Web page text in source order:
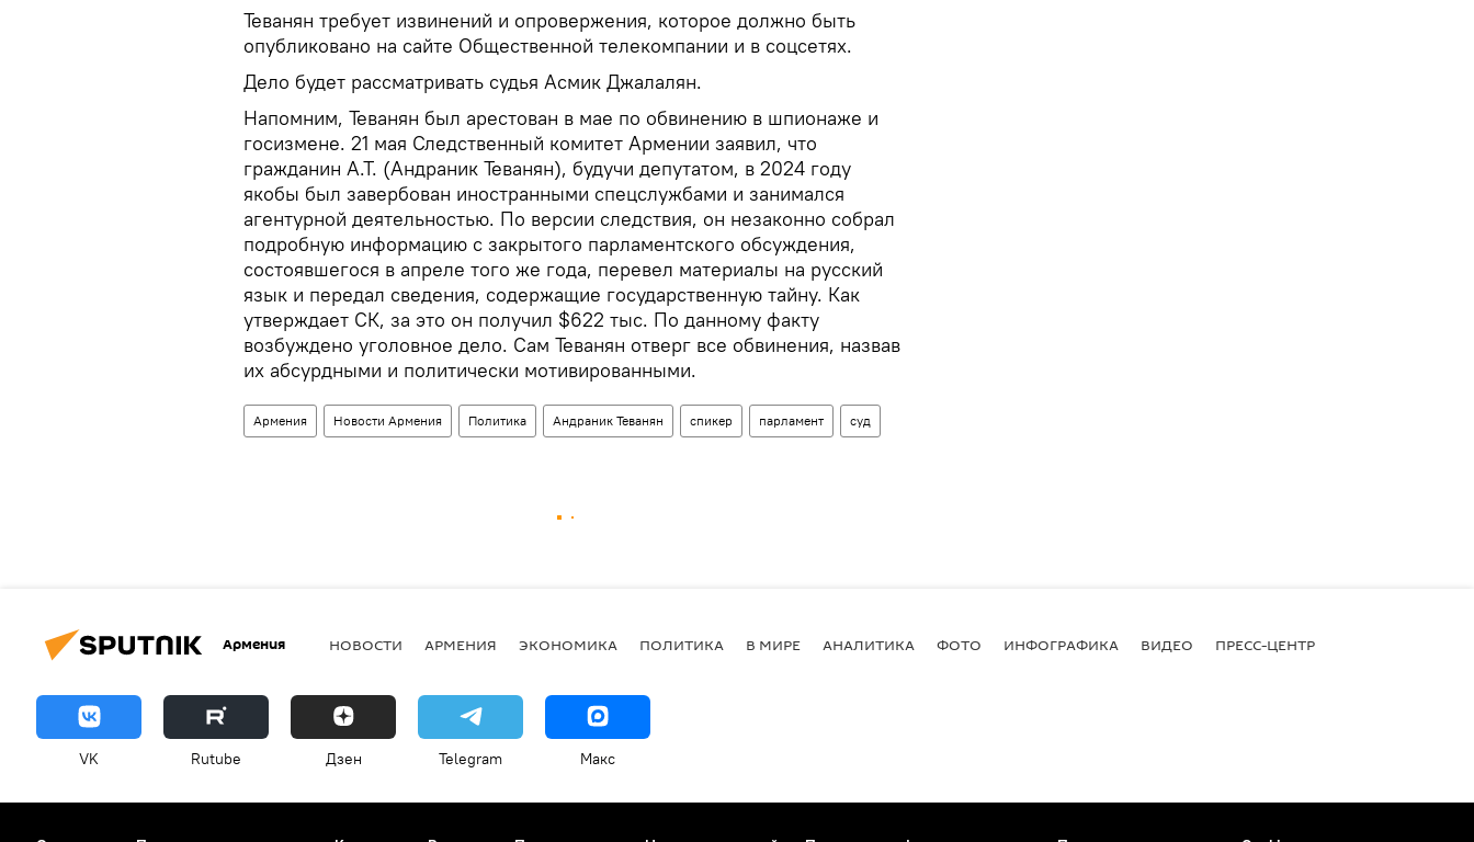
Теванян требует извинений и опровержения, которое должно быть
опубликовано на сайте Общественной телекомпании и в соцсетях.
Дело будет рассматривать судья Асмик Джалалян.
Напомним, Теванян был арестован в мае по обвинению в шпионаже и
госизмене. 21 мая Следственный комитет Армении заявил, что
гражданин А.Т. (Андраник Теванян), будучи депутатом, в 2024 году
якобы был завербован иностранными спецслужбами и занимался
агентурной деятельностью. По версии следствия, он незаконно собрал
подробную информацию с закрытого парламентского обсуждения,
состоявшегося в апреле того же года, перевел материалы на русский
язык и передал сведения, содержащие государственную тайну. Как
утверждает СК, за это он получил $622 тыс. По данному факту
возбуждено уголовное дело. Сам Теванян отверг все обвинения, назвав
их абсурдными и политически мотивированными.
Армения Новости Армения Политика Андраник Теванян спикер парламент суд
Армения НОВОСТИ АРМЕНИЯ ЭКОНОМИКА ПОЛИТИКА В МИРЕ АНАЛИТИКА ФОТО ИНФОГРАФИКА ВИДЕО ПРЕСС-ЦЕНТР
VK Rutube Дзен Telegram Макс